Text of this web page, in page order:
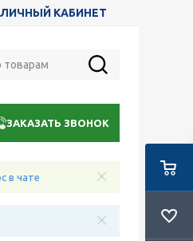
ЛИЧНЫЙ КАБИНЕТ
ЗАКАЗАТЬ ЗВОНОК
в чате